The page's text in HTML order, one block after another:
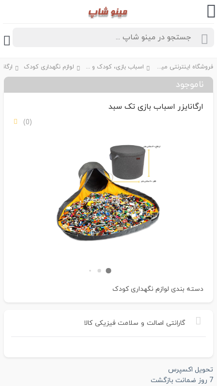
فروشگاه اینترنتی مینو شاپ اسباب بازی، کودک و نوزاد لوازم نگهداری کودک
ناموجود
ارگانایزر اسباب بازی تک سبد
(0)
دسته بندی لوازم نگهداری کودک
گارانتی اصالت و سلامت فیزیکی کالا
تحویل اکسپرس
7 روز ضمانت بازگشت